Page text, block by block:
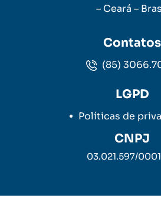
– Ceará –
Contatos
(85)
LGPD
Políticas de
CNPJ
03.021.597/